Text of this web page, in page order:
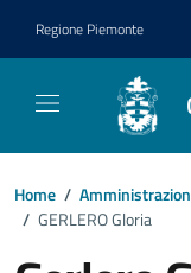
Regione Piemonte
Home /
/ GERLERO Gloria